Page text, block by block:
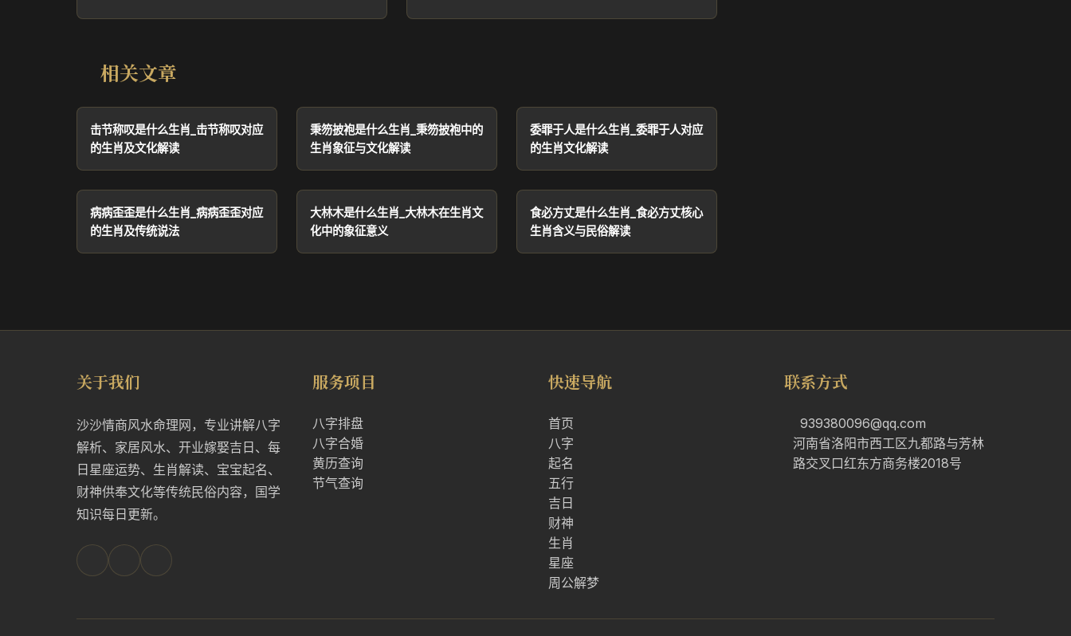
相关文章
击节称叹是什么生肖_击节称叹对应
的生肖及文化解读
秉笏披袍是什么生肖_秉笏披袍中的
生肖象征与文化解读
委罪于人是什么生肖_委罪于人对应
的生肖文化解读
病病歪歪是什么生肖_病病歪歪对应
的生肖及传统说法
大林木是什么生肖_大林木在生肖文
化中的象征意义
食必方丈是什么生肖_食必方丈核心
生肖含义与民俗解读
关于我们
沙沙情商风水命理网，专业讲解八字
解析、家居风水、开业嫁娶吉日、每
日星座运势、生肖解读、宝宝起名、
财神供奉文化等传统民俗内容，国学
知识每日更新。
服务项目
八字排盘
八字合婚
黄历查询
节气查询
快速导航
首页
八字
起名
五行
吉日
财神
生肖
星座
周公解梦
联系方式
939380096@qq.com
河南省洛阳市西工区九都路与芳林
路交叉口红东方商务楼2018号